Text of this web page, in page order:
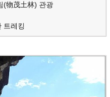
(物茂土林) 관광
트레킹